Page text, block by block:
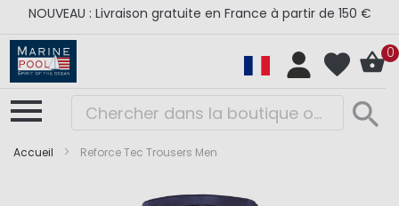
NOUVEAU : Livraison gratuite en France à partir de 150 €
0
Accueil Reforce Tec Trousers Men